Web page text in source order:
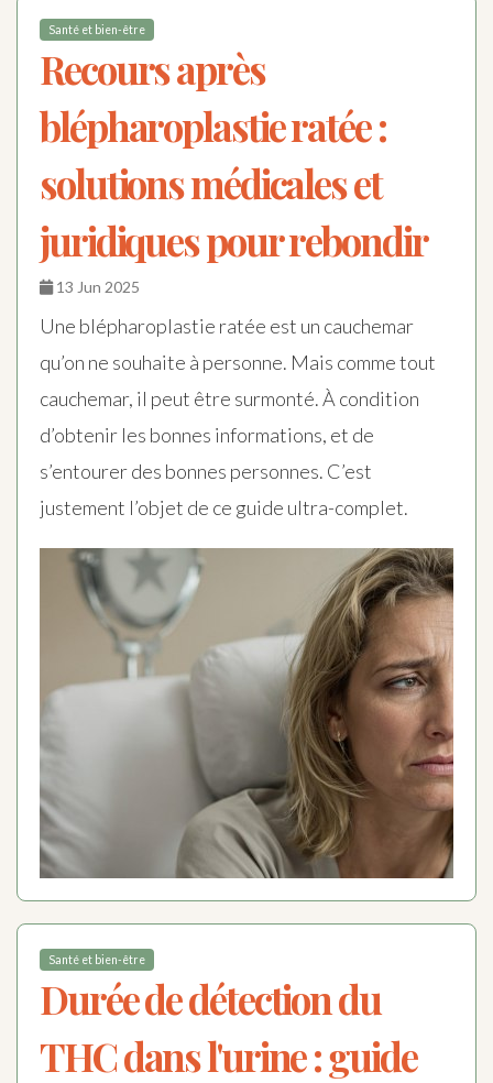
Santé et bien-être
Recours après
blépharoplastie ratée :
solutions médicales et
juridiques pour rebondir
13 Jun 2025
Une blépharoplastie ratée est un cauchemar
qu’on ne souhaite à personne. Mais comme tout
cauchemar, il peut être surmonté. À condition
d’obtenir les bonnes informations, et de
s’entourer des bonnes personnes. C’est
justement l’objet de ce guide ultra-complet.
Santé et bien-être
Durée de détection du
THC dans l'urine : guide